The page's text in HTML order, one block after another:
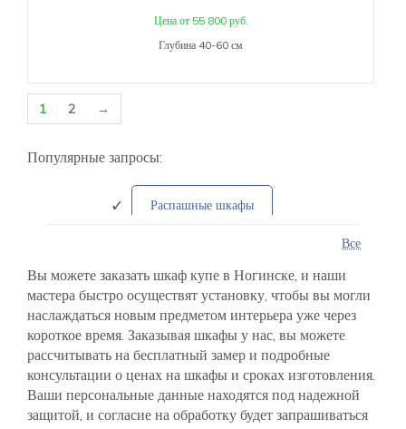
Цена от 55 800 руб.
Глубина 40-60 см
1 2 →
Популярные запросы:
Распашные шкафы
Встроенные в нишу
Плaтяные В стиле Лофт
С фотопечатью
Все
Вы можете заказать шкаф купе в Ногинске, и наши
мастера быстро осуществят установку, чтобы вы могли
наслаждаться новым предметом интерьера уже через
короткое время. Заказывая шкафы у нас, вы можете
рассчитывать на бесплатный замер и подробные
консультации о ценах на шкафы и сроках изготовления.
Ваши персональные данные находятся под надежной
защитой, и согласие на обработку будет запрашиваться